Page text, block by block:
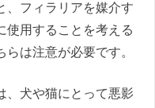
、フィラリアを媒介す
使用することを考える
は注意が必要です。
、犬や猫にとって悪影